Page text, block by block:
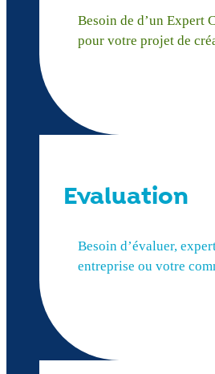
Besoin de d’un Expert
pour votre projet de
Evaluation
Besoin d’évaluer,
entreprise ou votre